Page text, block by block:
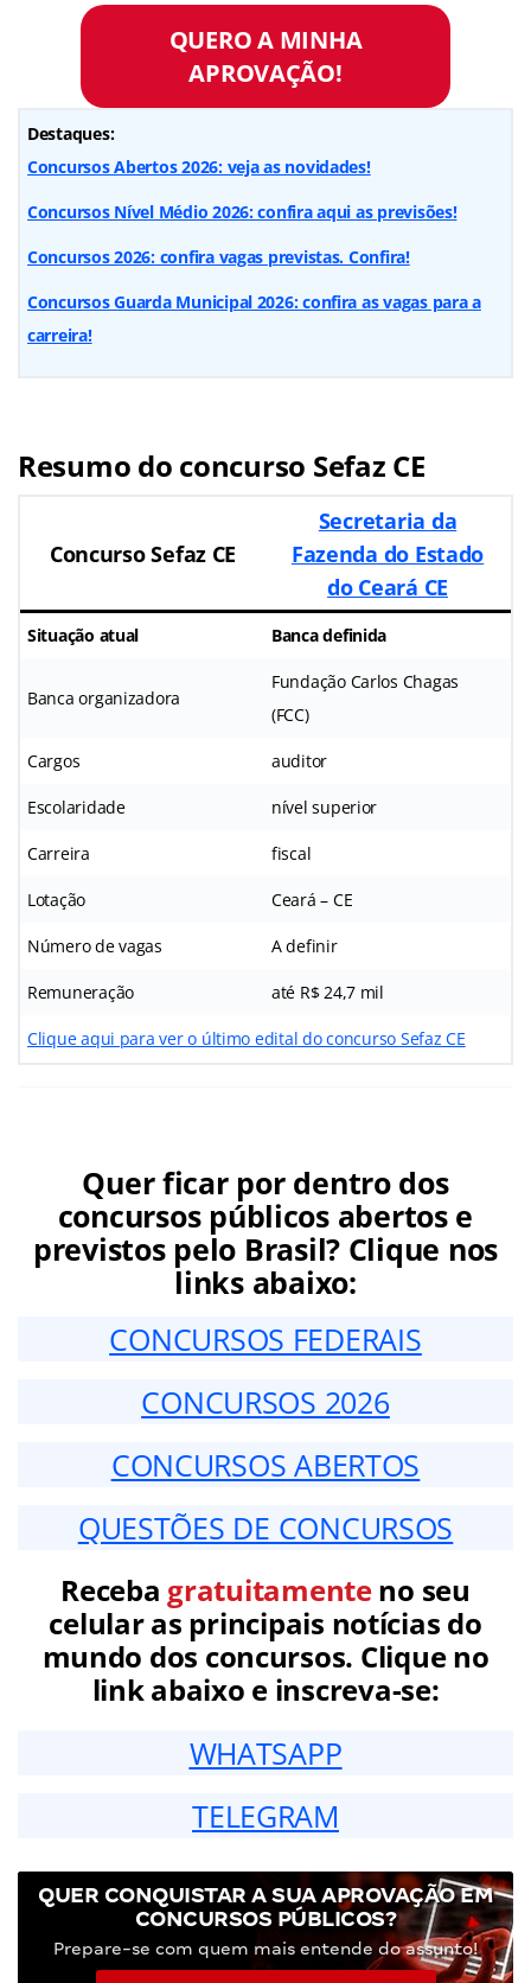
QUERO A MINHA
APROVAÇÃO!
Destaques:
Concursos Abertos 2026: veja as novidades!
Concursos Nível Médio 2026: confira aqui as previsões!
Concursos 2026: confira vagas previstas. Confira!
Concursos Guarda Municipal 2026: confira as vagas para a
carreira!
Resumo do concurso Sefaz CE
Concurso Sefaz CE
Secretaria da
Fazenda do Estado
do Ceará CE
Situação atual Banca definida
Banca organizadora
Fundação Carlos Chagas
(FCC)
Cargos auditor
Escolaridade nível superior
Carreira fiscal
Lotação Ceará – CE
Número de vagas A definir
Remuneração até R$ 24,7 mil
Clique aqui para ver o último edital do concurso Sefaz CE
Quer ficar por dentro dos
concursos públicos abertos e
previstos pelo Brasil? Clique nos
links abaixo:
CONCURSOS FEDERAIS
CONCURSOS 2026
CONCURSOS ABERTOS
QUESTÕES DE CONCURSOS
Receba gratuitamenteno seu
celular as principais notícias do
mundo dos concursos. Clique no
link abaixo e inscreva-se:
WHATSAPP
TELEGRAM
QUER CONQUISTAR A SUA APROVAÇÃO EM
CONCURSOS PÚBLICOS?
Prepare-se com quem mais entende do assunto!